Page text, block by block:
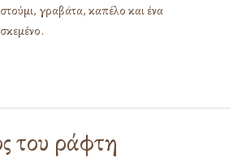
γραβάτα, καπέλο και ένα
του ράφτη